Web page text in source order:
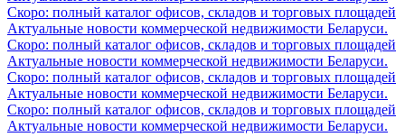
Скоро: полный каталог офисов, складов и торговых площадей
Актуальные новости коммерческой недвижимости Беларуси.
Скоро: полный каталог офисов, складов и торговых площадей
Актуальные новости коммерческой недвижимости Беларуси.
Скоро: полный каталог офисов, складов и торговых площадей
Актуальные новости коммерческой недвижимости Беларуси.
Скоро: полный каталог офисов, складов и торговых площадей
Актуальные новости коммерческой недвижимости Беларуси.